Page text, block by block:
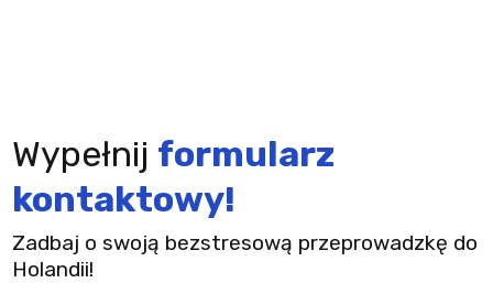
Wypełnij formularz
kontaktowy!
Zadbaj o swoją bezstresową przeprowadzkę do
Holandii!